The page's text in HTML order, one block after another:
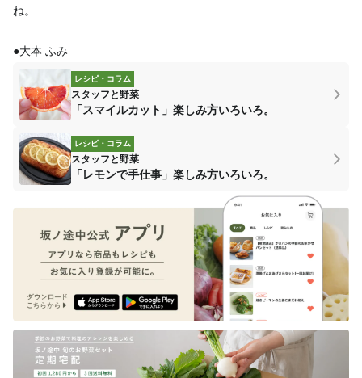
ね。
●大本 ふみ
レシピ・コラム
スタッフと野菜
「スマイルカット」楽しみ方いろいろ。
レシピ・コラム
スタッフと野菜
「レモンで手仕事」楽しみ方いろいろ。